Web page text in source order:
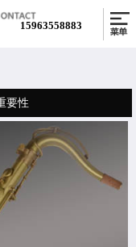
15963558883
要性